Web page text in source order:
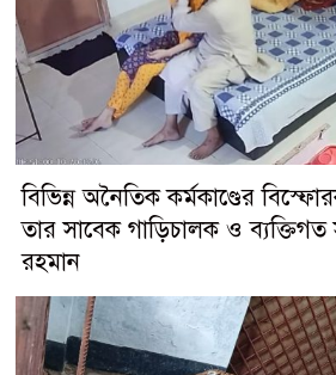
বিভিন্ন অনৈতিক কর্মকাণ্ডের
তার সাবেক গাড়িচালক ও
রহমান